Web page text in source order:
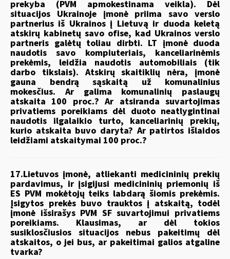
prekyba (PVM apmokestinama veikla). Dėl
situacijos Ukrainoje įmonė priima savo verslo
partnerius iš Ukrainos į Lietuvą ir duoda keletą
atskirų kabinetų savo ofise, kad Ukrainos verslo
partneris galėtų toliau dirbti. LT įmonė duoda
naudotis savo kompiuteriais, kanceliarinėmis
prekėmis, leidžia naudotis automobiliais (tik
darbo tikslais). Atskirų skaitiklių nėra, įmonė
gauna bendrą sąskaitą už komunalinius
mokesčius. Ar galima komunalinių paslaugų
atskaita 100 proc.? Ar atsiranda suvartojimas
privatiems poreikiams dėl duoto neatlygintinai
naudotis ilgalaikio turto, kanceliarinių prekių,
kurio atskaita buvo daryta? Ar patirtos išlaidos
leidžiami atskaitymai 100 proc.?
17.Lietuvos įmonė, atliekanti medicininių prekių
pardavimus, ir įsigijusi medicininių priemonių iš
ES PVM mokėtojų teiks labdarą šiomis prekėmis.
Įsigytos prekės buvo trauktos į atskaitą, todėl
įmonė išsirašys PVM SF suvartojimui privatiems
poreikiams. Klausimas, ar dėl tokios
susiklosčiusios situacijos nebus pakeitimų dėl
atskaitos, o jei bus, ar pakeitimai galios atgaline
tvarka?